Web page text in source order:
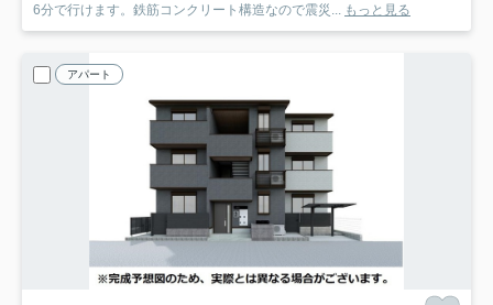
6分で行けます。鉄筋コンクリート構造なので震災... もっと見る
アパート